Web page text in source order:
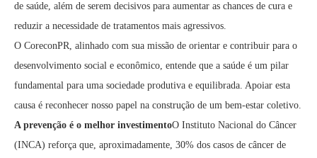
de saúde, além de serem decisivos para aumentar as chances de cura e
reduzir a necessidade de tratamentos mais agressivos.
O CoreconPR, alinhado com sua missão de orientar e contribuir para o
desenvolvimento social e econômico, entende que a saúde é um pilar
fundamental para uma sociedade produtiva e equilibrada. Apoiar esta
causa é reconhecer nosso papel na construção de um bem-estar coletivo.
A prevenção é o melhor investimentoO Instituto Nacional do Câncer
(INCA) reforça que, aproximadamente, 30% dos casos de câncer de